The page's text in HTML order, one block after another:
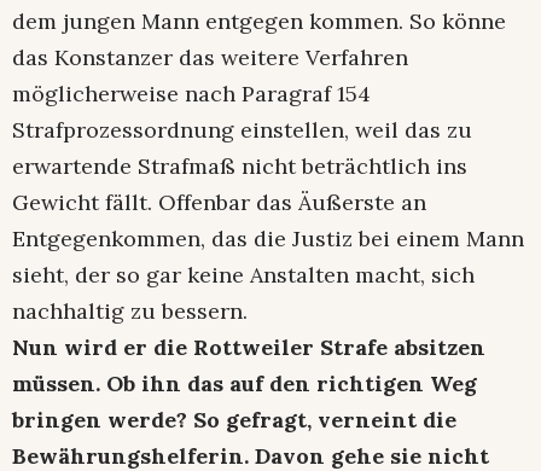
dem jungen Mann entgegen kommen. So könne
das Konstanzer das weitere Verfahren
möglicherweise nach Paragraf 154
Strafprozessordnung einstellen, weil das zu
erwartende Strafmaß nicht beträchtlich ins
Gewicht fällt. Offenbar das Äußerste an
Entgegenkommen, das die Justiz bei einem Mann
sieht, der so gar keine Anstalten macht, sich
nachhaltig zu bessern.
Nun wird er die Rottweiler Strafe absitzen
müssen. Ob ihn das auf den richtigen Weg
bringen werde? So gefragt, verneint die
Bewährungshelferin. Davon gehe sie nicht